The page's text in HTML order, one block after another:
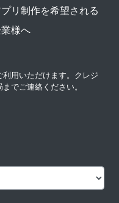
リ制作を希望される
様へ
用いただけます。クレジ
でご連絡ください。